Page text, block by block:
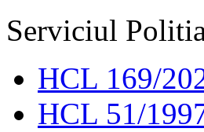
Serviciul
HCL 169/
HCL 51/